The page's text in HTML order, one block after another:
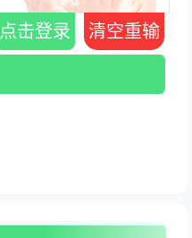
点击登录 清空重输